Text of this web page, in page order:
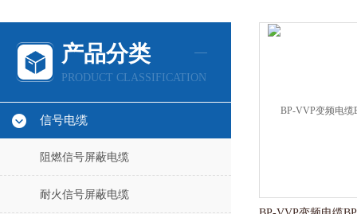
产品分类
PRODUCT CLASSIFICATION
信号电缆
阻燃信号屏蔽电缆
耐火信号屏蔽电缆